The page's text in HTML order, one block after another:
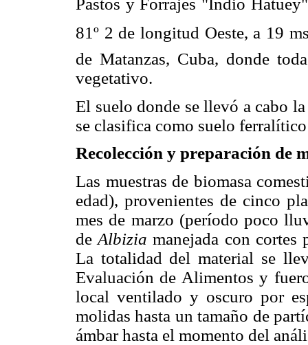
Pastos y Forrajes "Indio
81º 2 de longitud Oeste, a 19
de Matanzas, Cuba, donde
vegetativo.
El suelo donde se llevó a cabo
se clasifica como suelo
Recolección y preparación de
Las muestras de biomasa
edad), provenientes de cinco
mes de marzo (período poco
deAlbizia manejada con
La totalidad del material se
Evaluación de Alimentos y
local ventilado y oscuro por
molidas hasta un tamaño de
ámbar hasta el momento del